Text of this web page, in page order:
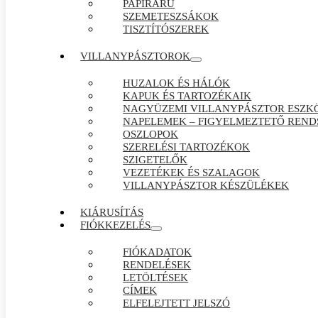
PAPÍRÁRÚ
SZEMETESZSÁKOK
TISZTÍTÓSZEREK
VILLANYPÁSZTOROK
HUZALOK ÉS HÁLÓK
KAPUK ÉS TARTOZÉKAIK
NAGYÜZEMI VILLANYPÁSZTOR
NAPELEMEK – FIGYELMEZTETŐ
OSZLOPOK
SZERELÉSI TARTOZÉKOK
SZIGETELŐK
VEZETÉKEK ÉS SZALAGOK
VILLANYPÁSZTOR KÉSZÜLÉKEK
KIÁRUSÍTÁS
FIÓKKEZELÉS
FIÓKADATOK
RENDELÉSEK
LETÖLTÉSEK
CÍMEK
ELFELEJTETT JELSZÓ